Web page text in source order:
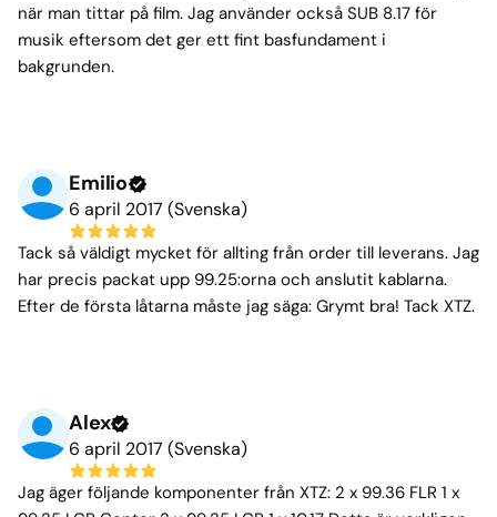
när man tittar på film. Jag använder också SUB 8.17 för
musik eftersom det ger ett fint basfundament i
bakgrunden.
Emilio
6 april 2017 (Svenska)
Tack så väldigt mycket för allting från order till leverans. Jag
har precis packat upp 99.25:orna och anslutit kablarna.
Efter de första låtarna måste jag säga: Grymt bra! Tack XTZ.
Alex
6 april 2017 (Svenska)
Jag äger följande komponenter från XTZ: 2 x 99.36 FLR 1 x